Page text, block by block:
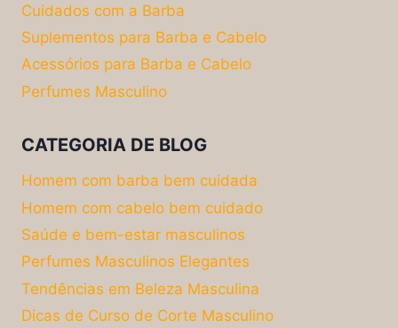
Cuidados com a Barba
Suplementos para Barba e Cabelo
Acessórios para Barba e Cabelo
Perfumes Masculino
CATEGORIA DE BLOG
Homem com barba bem cuidada
Homem com cabelo bem cuidado
Saúde e bem-estar masculinos
Perfumes Masculinos Elegantes
Tendências em Beleza Masculina
Dicas de Curso de Corte Masculino